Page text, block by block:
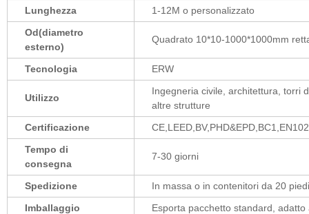
Lunghezza
1-12M o personalizzato
Od(diametro
esterno)
Quadrato 10*10-1000*1000mm
Tecnologia ERW
Utilizzo
Ingegneria civile, architettura, torri
altre strutture
Certificazione
Tempo di
consegna
7-30 giorni
Spedizione
In massa o in contenitori da 20 piedi
Imballaggio
Esporta pacchetto standard,